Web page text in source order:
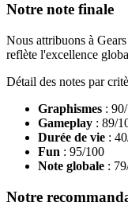
Notre note finale
Nous attribuons à
reflète l'excellence
Détail des notes par
Graphismes :
Gameplay : 89/
Durée de vie :
Fun : 95/100
Note globale :
Notre